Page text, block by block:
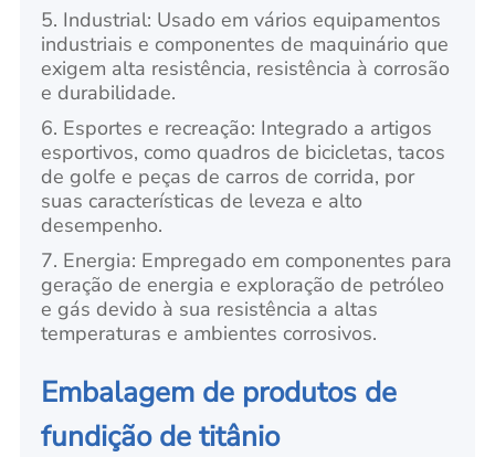
5. Industrial: Usado em vários equipamentos
industriais e componentes de maquinário que
exigem alta resistência, resistência à corrosão
e durabilidade.
6. Esportes e recreação: Integrado a artigos
esportivos, como quadros de bicicletas, tacos
de golfe e peças de carros de corrida, por
suas características de leveza e alto
desempenho.
7. Energia: Empregado em componentes para
geração de energia e exploração de petróleo
e gás devido à sua resistência a altas
temperaturas e ambientes corrosivos.
Embalagem de produtos de
fundição de titânio